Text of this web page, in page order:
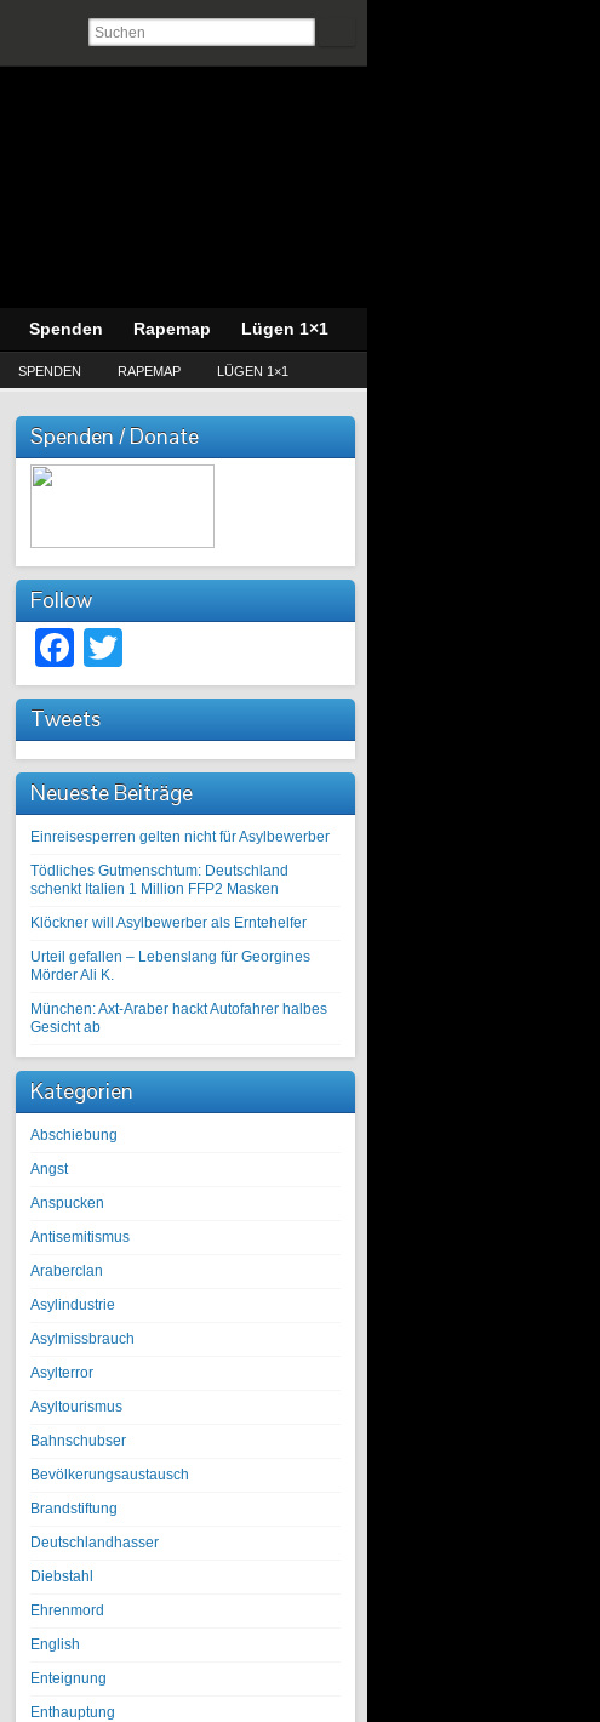
Spenden Rapemap Lügen 1×1
SPENDEN RAPEMAP LÜGEN 1×1
Spenden / Donate
Follow
Facebook
Tweets
Neueste Beiträge
Einreisesperren gelten nicht für Asylbewerber
Tödliches Gutmenschtum: Deutschland
schenkt Italien 1 Million FFP2 Masken
Klöckner will Asylbewerber als Erntehelfer
Urteil gefallen – Lebenslang für Georgines
Mörder Ali K.
München: Axt-Araber hackt Autofahrer halbes
Gesicht ab
Kategorien
Abschiebung
Angst
Anspucken
Antisemitismus
Araberclan
Asylindustrie
Asylmissbrauch
Asylterror
Asyltourismus
Bahnschubser
Bevölkerungsaustausch
Brandstiftung
Deutschlandhasser
Diebstahl
Ehrenmord
English
Enteignung
Enthauptung